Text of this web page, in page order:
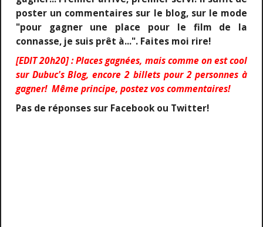
poster un commentaires sur le blog, sur le mode
"pour gagner une place pour le film de la
connasse, je suis prêt à...". Faites moi rire!
[EDIT 20h20] : Places gagnées, mais comme on est cool
sur Dubuc's Blog, encore 2 billets pour 2 personnes à
gagner! Même principe, postez vos commentaires!
Pas de réponses sur Facebook ou Twitter!